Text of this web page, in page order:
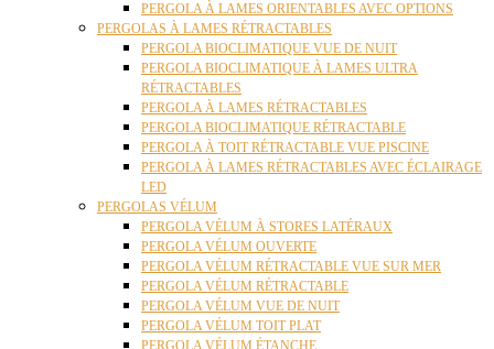
PERGOLA À LAMES ORIENTABLES AVEC OPTIONS
PERGOLAS À LAMES RÉTRACTABLES
PERGOLA BIOCLIMATIQUE VUE DE NUIT
PERGOLA BIOCLIMATIQUE À LAMES ULTRA
RÉTRACTABLES
PERGOLA À LAMES RÉTRACTABLES
PERGOLA BIOCLIMATIQUE RÉTRACTABLE
PERGOLA À TOIT RÉTRACTABLE VUE PISCINE
PERGOLA À LAMES RÉTRACTABLES AVEC ÉCLAIRAGE
LED
PERGOLAS VÉLUM
PERGOLA VÉLUM À STORES LATÉRAUX
PERGOLA VÉLUM OUVERTE
PERGOLA VÉLUM RÉTRACTABLE VUE SUR MER
PERGOLA VÉLUM RÉTRACTABLE
PERGOLA VÉLUM VUE DE NUIT
PERGOLA VÉLUM TOIT PLAT
PERGOLA VÉLUM ÉTANCHE